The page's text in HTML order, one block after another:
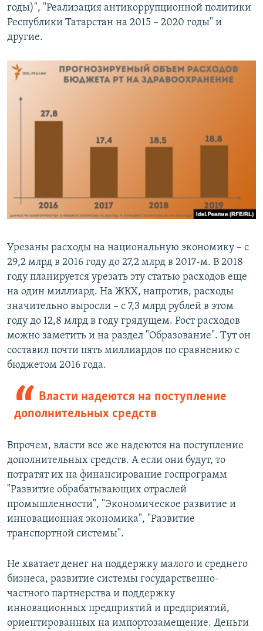
годы)", "Реализация антикоррупционной политики
Республики Татарстан на 2015 – 2020 годы" и
другие.
Урезаны расходы на национальную экономику – с
29,2 млрд в 2016 году до 27,2 млрд в 2017-м. В 2018
году планируется урезать эту статью расходов еще
на один миллиард. На ЖКХ, напротив, расходы
значительно выросли – с 7,3 млрд рублей в этом
году до 12,8 млрд в году грядущем. Рост расходов
можно заметить и на раздел "Образование". Тут он
составил почти пять миллиардов по сравнению с
бюджетом 2016 года.
Власти надеются на поступление
дополнительных средств
Впрочем, власти все же надеются на поступление
дополнительных средств. А если они будут, то
потратят их на финансирование госпрограмм
"Развитие обрабатывающих отраслей
промышленности", "Экономическое развитие и
инновационная экономика", "Развитие
транспортной системы".
Не хватает денег на поддержку малого и среднего
бизнеса, развитие системы государственно-
частного партнерства и поддержку
инновационных предприятий и предприятий,
ориентированных на импортозамещение. Деньги